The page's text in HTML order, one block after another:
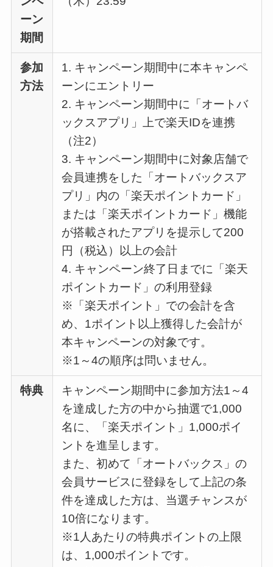
ーン
期間
参加
方法
1. キャンペーン期間中に本キャンペ
ーンにエントリー
2. キャンペーン期間中に「オートバ
ックスアプリ」上で楽天IDを連携
（注2）
3. キャンペーン期間中に対象店舗で
会員連携をした「オートバックスア
プリ」内の「楽天ポイントカード」
または「楽天ポイントカード」機能
が搭載されたアプリを提示して200
円（税込）以上の会計
4. キャンペーン終了日までに「楽天
ポイントカード」の利用登録
※「楽天ポイント」での会計を含
め、1ポイント以上獲得した会計が
本キャンペーンの対象です。
※1～4の順序は問いません。
特典
キャンペーン期間中に参加方法1～4
を達成した方の中から抽選で1,000
名に、「楽天ポイント」1,000ポイ
ントを進呈します。
また、初めて「オートバックス」の
会員サービスに登録をして上記の条
件を達成した方は、当選チャンスが
10倍になります。
※1人あたりの特典ポイントの上限
は、1,000ポイントです。